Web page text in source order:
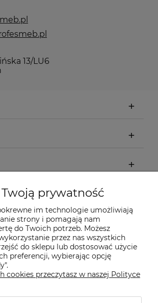
13/LU6
prywatność
im technologie umożliwiają
strony i pomagają nam
do Twoich potrzeb. Możesz
przez nas wszystkich
do sklepu lub dostosować użycie
preferencji, wybierając opcję
cookies przeczytasz w naszej Polityce